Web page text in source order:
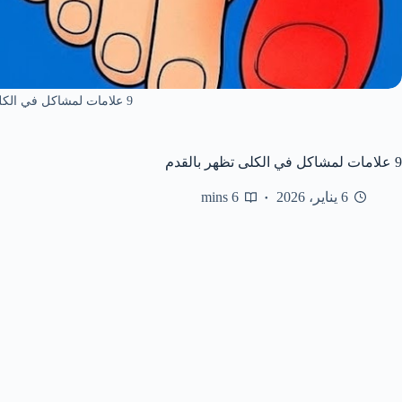
9 علامات لمشاكل في الكلى تظهر بالقدم
9 علامات لمشاكل في الكلى تظهر بالقدم
6 يناير، 2026 6 mins